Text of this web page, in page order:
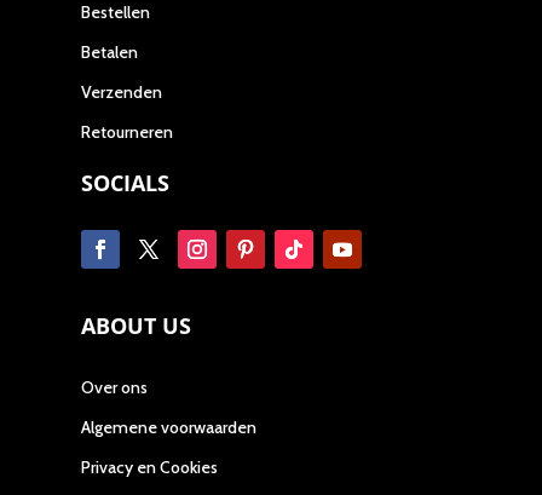
Bestellen
Betalen
Verzenden
Retourneren
SOCIALS
ABOUT US
Over ons
Algemene voorwaarden
Privacy en Cookies